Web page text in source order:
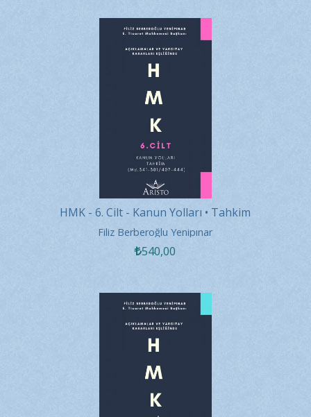
HMK - 6. Cilt - Kanun Yolları • Tahkim
Filiz Berberoğlu Yenipınar
540,00